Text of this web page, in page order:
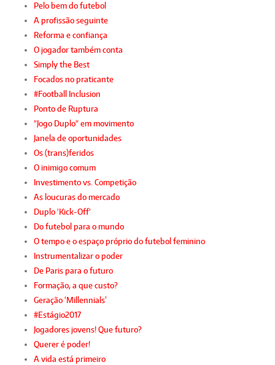
Pelo bem do futebol
A profissão seguinte
Reforma e confiança
O jogador também conta
Simply the Best
Focados no praticante
#Football Inclusion
Ponto de Ruptura
"Jogo Duplo" em movimento
Janela de oportunidades
Os (trans)feridos
O inimigo comum
Investimento vs. Competição
As loucuras do mercado
Duplo 'Kick-Off'
Do futebol para o mundo
O tempo e o espaço próprio do futebol feminino
Instrumentalizar o poder
De Paris para o futuro
Formação, a que custo?
Geração ‘Millennials’
#Estágio2017
Jogadores jovens! Que futuro?
Querer é poder!
A vida está primeiro